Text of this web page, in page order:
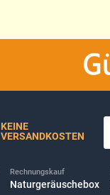
KEINE
VERSANDKOSTEN
Rechnungskauf
Naturgeräuschebox